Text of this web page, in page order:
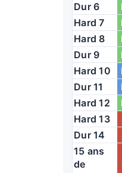
Dur 6
Hard 7
Hard 8
Dur 9
Hard 10
Dur 11
Hard 12
Hard 13
Dur 14
15 ans
de